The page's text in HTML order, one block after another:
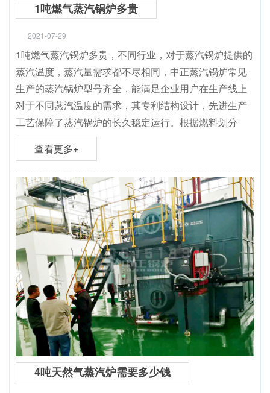
1吨燃气蒸汽锅炉多贵
2021-07-29
1吨燃气蒸汽锅炉多贵，不同行业，对于蒸汽锅炉提供的
蒸汽温度，蒸汽量需求都不尽相同，中正蒸汽锅炉常见
生产的蒸汽锅炉型号齐全，能满足企业用户在生产线上
对于不同蒸汽温度的需求，其专利结构设计，先进生产
工艺保障了蒸汽锅炉的长久稳定运行。根据燃料划分
查看更多+
4吨天然气蒸汽炉需要多少钱